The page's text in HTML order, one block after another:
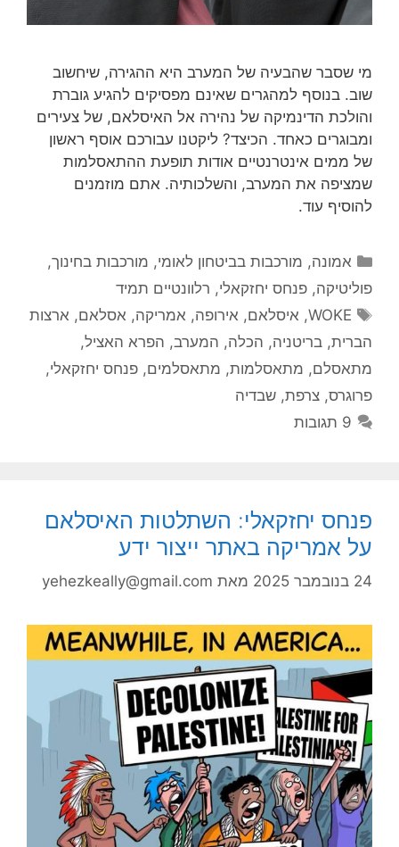
מי שסבר שהבעיה של המערב היא ההגירה, שיחשוב
שוב. בנוסף למהגרים שאינם מפסיקים להגיע גוברת
והולכת הדינמיקה של נהירה אל האיסלאם, של צעירים
ומבוגרים כאחד. הכיצד? ליקטנו עבורכם אוסף ראשון
של ממים אינטרנטיים אודות תופעת ההתאסלמות
שמציפה את המערב, והשלכותיה. אתם מוזמנים
להוסיף עוד.
קטגוריות
אמונה, מורכבות בביטחון לאומי, מורכבות בחינוך,
פוליטיקה, פנחס יחזקאלי, רלוונטיים תמיד
תגיות
WOKE
, איסלאם, אירופה, אמריקה, אסלאם, ארצות
הברית, בריטניה, הכלה, המערב, הפרא האציל,
מתאסלם, מתאסלמות, מתאסלמים, פנחס יחזקאלי,
פרוגרס, צרפת, שבדיה
9 תגובות
פנחס יחזקאלי: השתלטות האיסלאם
על אמריקה באתר ייצור ידע
24 בנובמבר 2025 מאת yehezkeally@gmail.com